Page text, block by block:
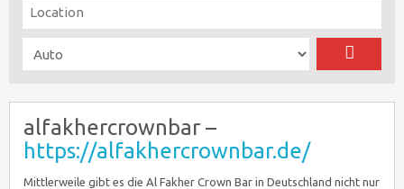
alfakhercrownbar –
https://alfakhercrownbar.de/
Mittlerweile gibt es die Al Fakher Crown Bar in Deutschland nicht nur